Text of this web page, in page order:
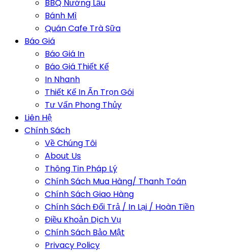
BBQ Nướng Lẩu
Bánh Mì
Quán Cafe Trà Sữa
Báo Giá
Báo Giá In
Báo Giá Thiết Kế
In Nhanh
Thiết Kế In Ấn Trọn Gói
Tư Vấn Phong Thủy
Liên Hệ
Chính Sách
Về Chúng Tôi
About Us
Thông Tin Pháp Lý
Chính Sách Mua Hàng/ Thanh Toán
Chính Sách Giao Hàng
Chính Sách Đổi Trả / In Lại / Hoàn Tiền
Điều Khoản Dịch Vụ
Chính Sách Bảo Mật
Privacy Policy